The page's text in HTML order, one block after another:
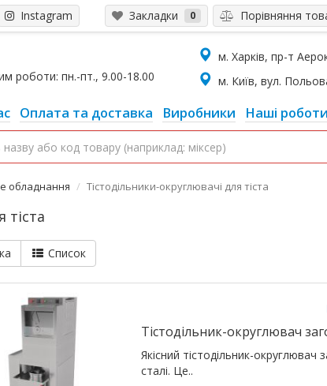
Instagram Закладки 0 Порівняння
роботи: пн.-пт., 9.00-18.00
м. Харків, пр-т
м. Київ, вул.
Оплата та доставка Виробники Наші роботи
обладнання Тістодільники-округлювачі для тіста
тіста
Список
Тістодільник-округлювач
Якісний тістодільник-округлювач
сталі. Це..